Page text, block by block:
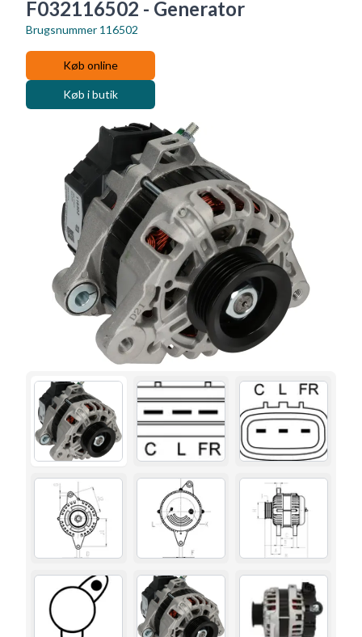
F032116502 - Generator
Brugsnummer 116502
Køb online
Køb i butik